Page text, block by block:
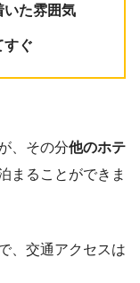
いた雰囲気
すぐ
、その分他のホテ
まることができま
、交通アクセスは